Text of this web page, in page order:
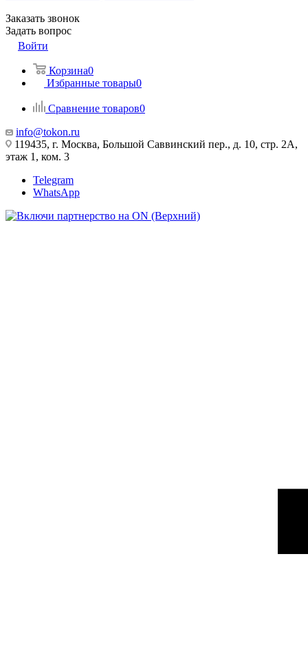
Заказать звонок
Задать вопрос
Войти
Корзина0
Избранные товары0
Сравнение товаров0
info@tokon.ru
119435, г. Москва, Большой Саввинский пер., д. 10, стр. 2А,
этаж 1, ком. 3
Telegram
WhatsApp